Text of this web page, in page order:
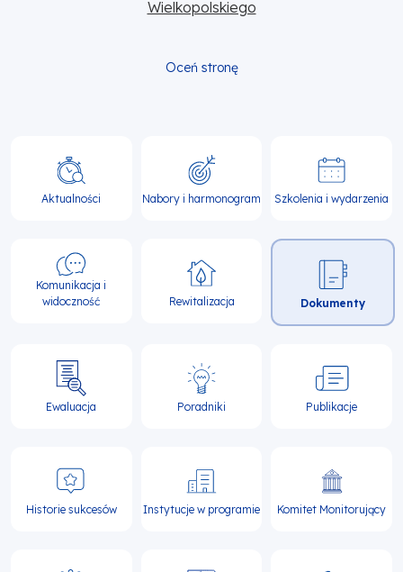
Wielkopolskiego
Oceń stronę
Główna
nawigacja
Aktualności Nabory i harmonogram Szkolenia i wydarzenia
Komunikacja i
widoczność
Rewitalizacja Dokumenty
Ewaluacja Poradniki Publikacje
Historie sukcesów Instytucje w programie Komitet Monitorujący